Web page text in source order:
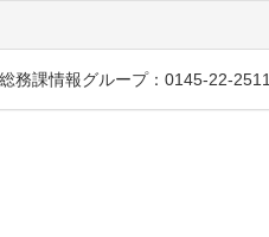
務課情報グループ：0145-22-2511